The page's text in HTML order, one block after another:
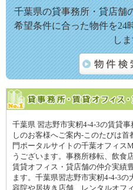
千葉県の貸事務所・貸店舗
希望条件に合った物件を24
しま
千葉県 習志野市実籾4-4-3の賃貸
しのお客様へご案内-このたびは
門ポータルサイトの千葉オフィス
うございます。事務所移転、飲食
賃貸オフィス・貸店舗の仲介実績
ます。千葉県習志野市実籾4-4-3